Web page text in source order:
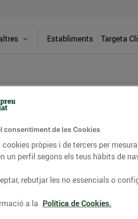
Establiments Targeta
consells nutricionals,
del nostre territori i molts
CONSELLS I HÀBITS SALUDABLES
consentiment de les Cookies
pròpies i de tercers per
un perfil segons els teus hàbits de
rebutjar les no essencials o
a la Política de Cookies.